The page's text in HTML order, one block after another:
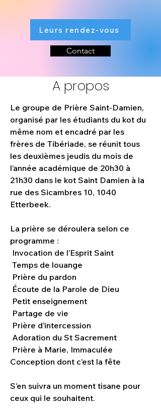
Leurs rendez-vous
Contact
A propos
Le groupe de Prière Saint-Damien,
organisé par les étudiants du kot du
même nom et encadré par les
frères de Tibériade, se réunit tous
les deuxièmes jeudis du mois de
l’année académique de 20h30 à
21h30 dans le kot Saint Damien à la
rue des Sicambres 10, 1040
Etterbeek.
La prière se déroulera selon ce
programme :
Invocation de l’Esprit Saint
Temps de louange
Prière du pardon
Écoute de la Parole de Dieu
Petit enseignement
Partage de vie
Prière d’intercession
Adoration du St Sacrement
Conception dont c’est la fête
S’en suivra un moment tisane pour
ceux qui le souhaitent.